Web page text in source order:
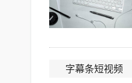
字幕条短视频